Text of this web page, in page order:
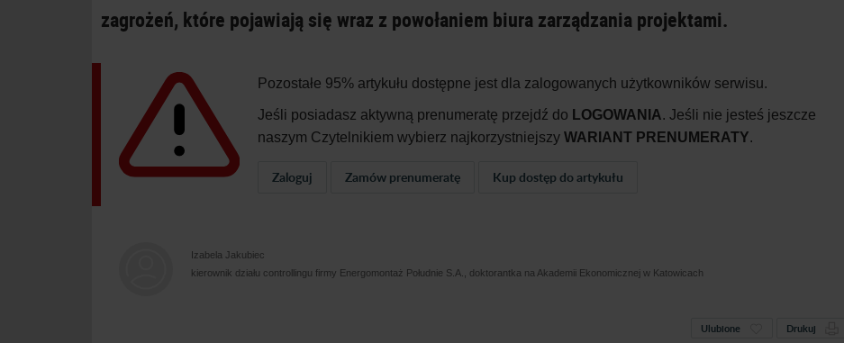
zagrożeń, które pojawiają się wraz z powołaniem biura zarządzania projektami.
Pozostałe 95% artykułu dostępne jest dla zalogowanych użytkowników serwisu.
Jeśli posiadasz aktywną prenumeratę przejdź do LOGOWANIA. Jeśli nie jesteś jeszcze
naszym Czytelnikiem wybierz najkorzystniejszy WARIANT PRENUMERATY.
Zaloguj Zamów prenumeratę Kup dostęp do artykułu
Izabela Jakubiec
kierownik działu controllingu firmy Energomontaż Południe S.A., doktorantka na Akademii Ekonomicznej w Katowicach
Ulubione Drukuj